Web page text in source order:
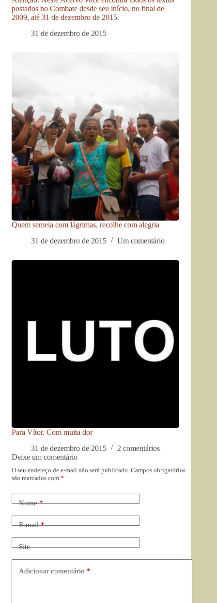
postados no Combate desde seu início, no final de
2009, até 31 de dezembro de 2015.
31 de dezembro de 2015
Quem semeia com lágrimas, recolhe com alegria
31 de dezembro de 2015
Um comentário
Para Vítor. Com muita dor
31 de dezembro de 2015
2 comentários
Deixe um comentário
O seu endereço de e-mail não será publicado. Campos obrigatórios
são marcados com *
Nome*
E-mail*
Site
Adicionar comentário *